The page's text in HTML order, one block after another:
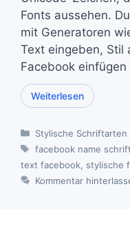
Fonts aussehen.
mit Generatoren
Text eingeben, Stil
Facebook
Weiterlesen
Kategorien
Stylische Schriftarten
Schlagwörter
facebook name
text facebook, stylische
Kommentar